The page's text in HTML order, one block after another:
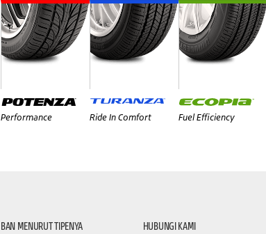
Performance Ride In Comfort Fuel Efficiency
BAN MENURUT TIPENYA HUBUNGI KAMI